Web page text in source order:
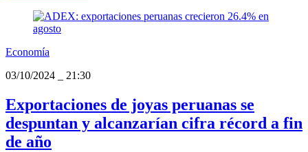
Economía
03/10/2024
21:30
Exportaciones de joyas peruanas se
despuntan y alcanzarían cifra récord a fin
de año